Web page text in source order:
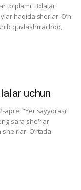
to'plami. Bolalar
haqida sherlar. O’n
quvlashmachoq,
uchun
aprel "Yer sayyorasi
sara she'rlar
O’rtada